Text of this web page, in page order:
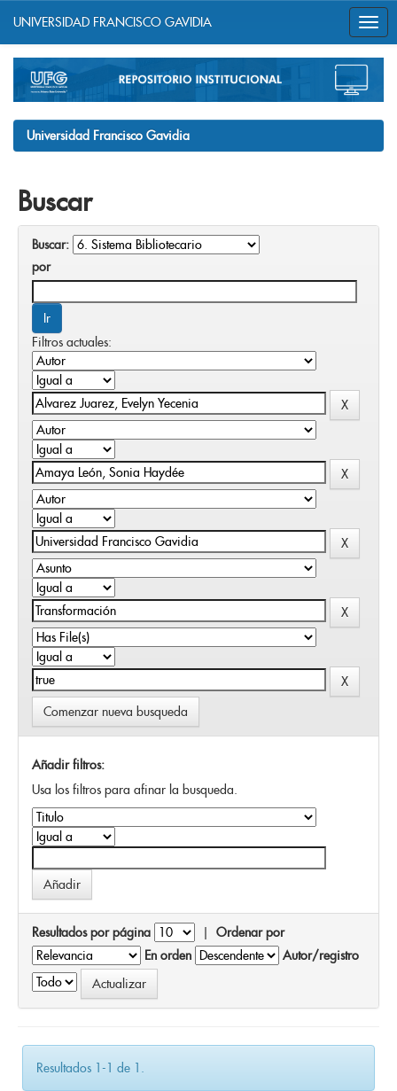
navigation
UNIVERSIDAD FRANCISCO GAVIDIA
Universidad Francisco Gavidia
Buscar
Buscar:
por
Filtros actuales:
Comenzar nueva busqueda
Añadir filtros:
Usa los filtros para afinar la busqueda.
Resultados por página | Ordenar por
En orden
Autor/registro
Resultados 1-1 de 1.